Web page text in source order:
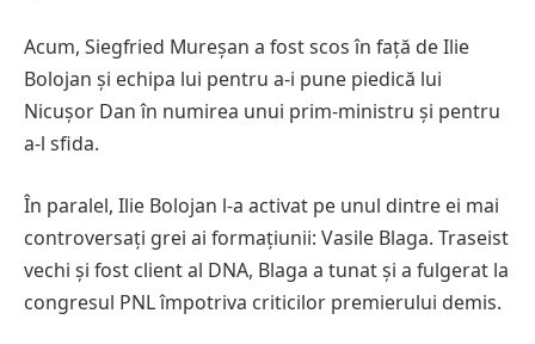
Acum, Siegfried Mureșan a fost scos în față de Ilie
Bolojan și echipa lui pentru a-i pune piedică lui
Nicușor Dan în numirea unui prim-ministru și pentru
a-l sfida.
În paralel, Ilie Bolojan l-a activat pe unul dintre ei mai
controversați grei ai formațiunii: Vasile Blaga. Traseist
vechi și fost client al DNA, Blaga a tunat și a fulgerat la
congresul PNL împotriva criticilor premierului demis.